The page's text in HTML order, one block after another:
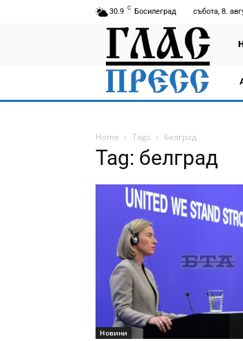
30.9 C Босилеград събота, 8.
Home Tags белград
Tag: белград
Новини